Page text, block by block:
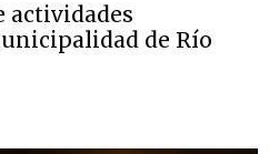
actividades
de Río